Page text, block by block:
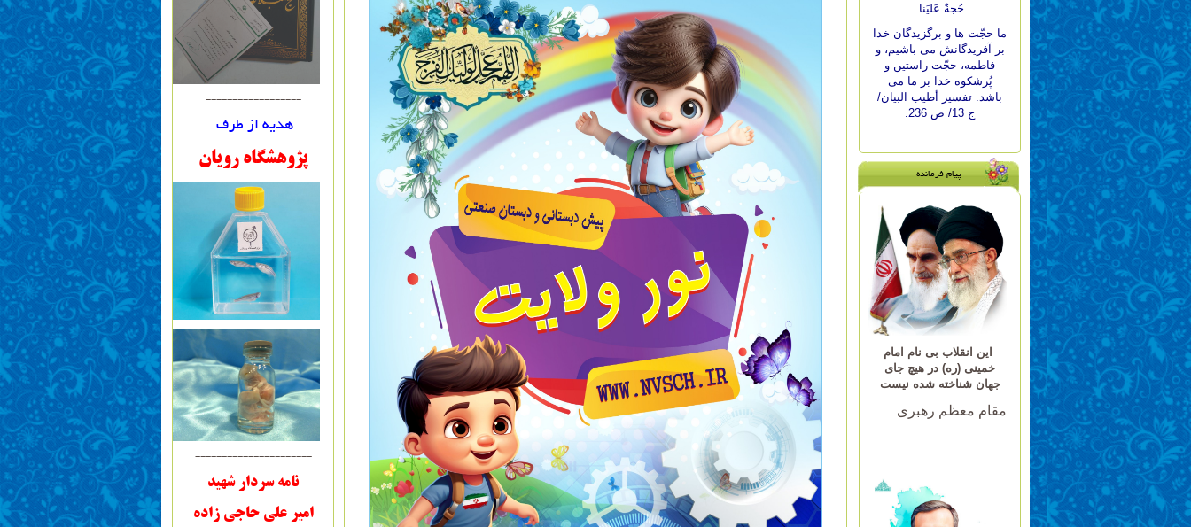
------------------
هدیه از طرف
پژوهشگاه رویان
----------------------
نامه سردار شهید
امیر علی حاجی زاده
حُجةٌ عَليَنا.
ما حجّت‏ ها و برگزيدگان خدا
بر آفريدگانش مى ‏باشيم، و
فاطمه، حجّت راستين و
پُرشكوه خدا بر ما مى
‏باشد. تفسير أطيب البيان/
ج 13/ ص 236.
پیام فرمانده
این انقلاب بی نام امام
خمینی (ره) در هیچ جای
جهان شناخته شده نیست
مقام معظم رهبری